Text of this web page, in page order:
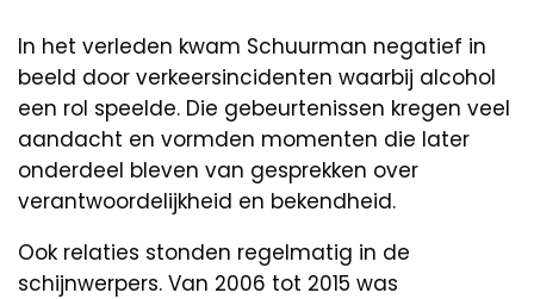
In het verleden kwam Schuurman negatief in
beeld door verkeersincidenten waarbij alcohol
een rol speelde. Die gebeurtenissen kregen veel
aandacht en vormden momenten die later
onderdeel bleven van gesprekken over
verantwoordelijkheid en bekendheid.
Ook relaties stonden regelmatig in de
schijnwerpers. Van 2006 tot 2015 was